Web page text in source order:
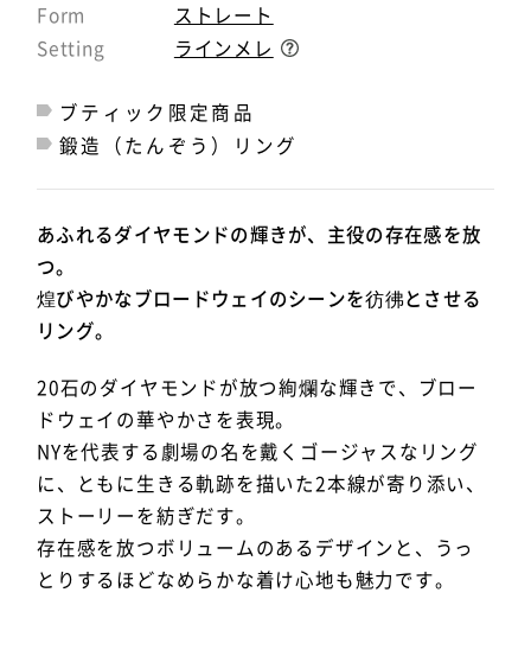
Form
ストレート
Setting
ラインメレ
ブティック限定商品
鍛造（たんぞう）リング
あふれるダイヤモンドの輝きが、主役の存在感を放
つ。
煌びやかなブロードウェイのシーンを彷彿とさせる
リング。
20石のダイヤモンドが放つ絢爛な輝きで、ブロー
ドウェイの華やかさを表現。
NYを代表する劇場の名を戴くゴージャスなリング
に、ともに生きる軌跡を描いた2本線が寄り添い、
ストーリーを紡ぎだす。
存在感を放つボリュームのあるデザインと、うっ
とりするほどなめらかな着け心地も魅力です。